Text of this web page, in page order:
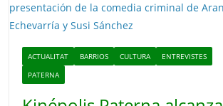
ACTUALITAT BARRIOS CULTURA
ENTREVISTES
PATERNA